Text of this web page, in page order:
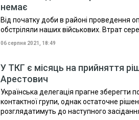
немає
Від початку доби в районі проведення
обстріляли наших військових. Втрат
06 серпня 2021, 18:49
У ТКГ є місяць на прийняття
Арестович
Українська делегація прагне зберегти
контактної групи, однак остаточне
розглядатимуть до наступного